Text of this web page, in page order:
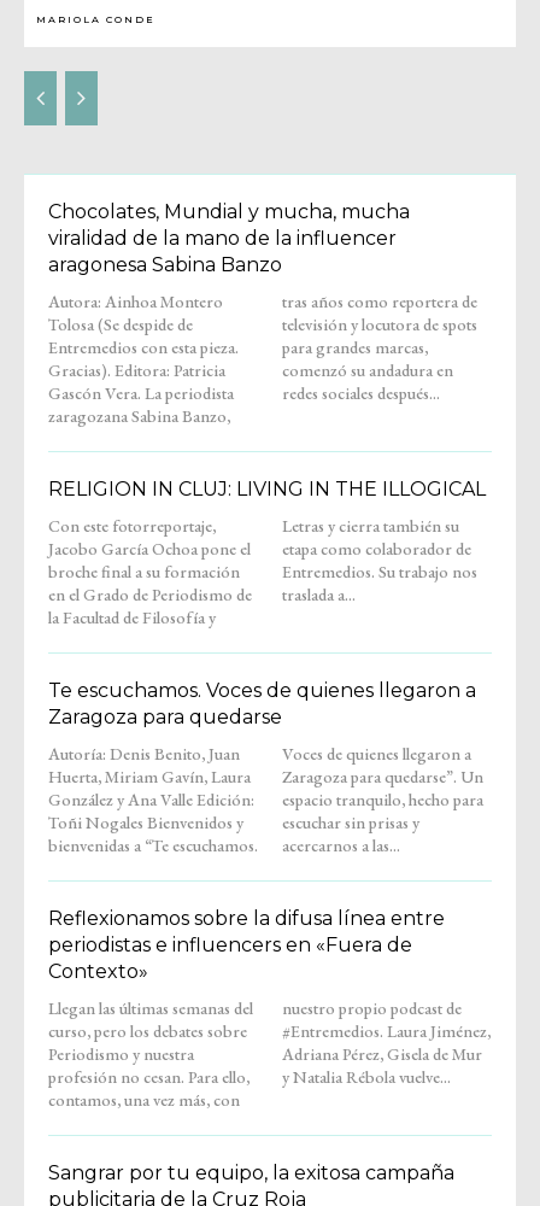
MARIOLA CONDE
Chocolates, Mundial y mucha, mucha
viralidad de la mano de la influencer
aragonesa Sabina Banzo
Autora: Ainhoa Montero
Tolosa (Se despide de
Entremedios con esta pieza.
Gracias). Editora: Patricia
Gascón Vera. La periodista
zaragozana Sabina Banzo,
tras años como reportera de
televisión y locutora de spots
para grandes marcas,
comenzó su andadura en
redes sociales después...
RELIGION IN CLUJ: LIVING IN THE ILLOGICAL
Con este fotorreportaje,
Jacobo García Ochoa pone el
broche final a su formación
en el Grado de Periodismo de
la Facultad de Filosofía y
Letras y cierra también su
etapa como colaborador de
Entremedios. Su trabajo nos
traslada a...
Te escuchamos. Voces de quienes llegaron a
Zaragoza para quedarse
Autoría: Denis Benito, Juan
Huerta, Miriam Gavín, Laura
González y Ana Valle Edición:
Toñi Nogales Bienvenidos y
bienvenidas a “Te escuchamos.
Voces de quienes llegaron a
Zaragoza para quedarse”. Un
espacio tranquilo, hecho para
escuchar sin prisas y
acercarnos a las...
Reflexionamos sobre la difusa línea entre
periodistas e influencers en «Fuera de
Contexto»
Llegan las últimas semanas del
curso, pero los debates sobre
Periodismo y nuestra
profesión no cesan. Para ello,
contamos, una vez más, con
nuestro propio podcast de
#Entremedios. Laura Jiménez,
Adriana Pérez, Gisela de Mur
y Natalia Rébola vuelve...
Sangrar por tu equipo, la exitosa campaña
publicitaria de la Cruz Roja